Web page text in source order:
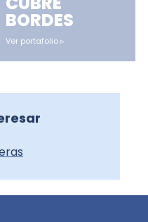
BORDES
Ver portafolio ▹